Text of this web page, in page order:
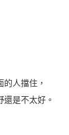
人擋住，
是不太好。